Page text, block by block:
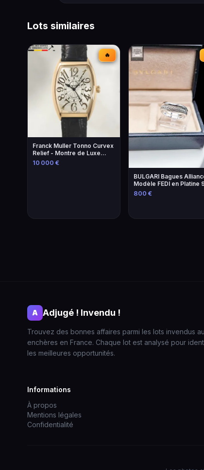
Lots similaires
🔥
Franck Muller Tonno Curvex
Relief - Montre de Luxe
Unique
10 000 €
BULGARI Bagues
Modèle FEDI en Platine
800 €
A Adjugé ! Invendu !
Trouvez des bonnes affaires parmi les lots invendus
enchères en France. Chaque lot est analysé pour
les meilleures opportunités.
Informations
À propos
Mentions légales
Confidentialité